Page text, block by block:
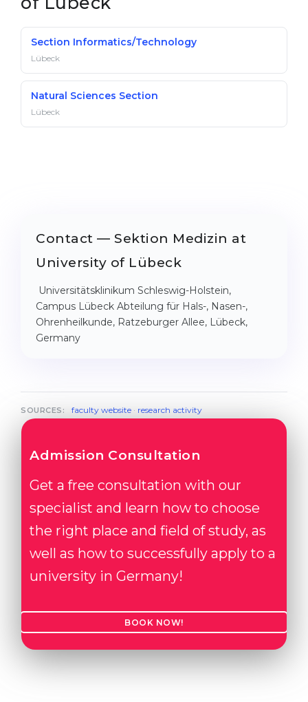
Section Informatics/Technology
Lübeck
Natural Sciences Section
Lübeck
Contact — Sektion Medizin at
University of Lübeck
Universitätsklinikum Schleswig-Holstein,
Campus Lübeck Abteilung für Hals-, Nasen-,
Ohrenheilkunde, Ratzeburger Allee, Lübeck,
Germany
SOURCES: faculty website· research activity
Admission Consultation
Get a free consultation with our
specialist and learn how to choose
the right place and field of study, as
well as how to successfully apply to a
university in Germany!
BOOK NOW!